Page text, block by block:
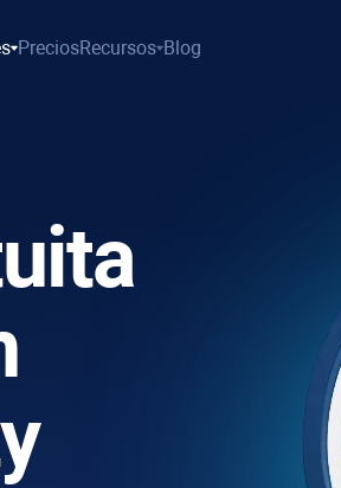
PreciosRecursos Blog